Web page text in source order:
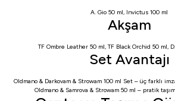
A. Gio 50 ml, Invictus 100 ml
Akşam
TF Ombre Leather 50 ml,TF Black Orchid 50 ml,
Set Avantajı
Oldmano & Darkovam & Strowam 100 ml Set – üç farklı
Oldmano & Samrova & Strowam 50 ml – pratik